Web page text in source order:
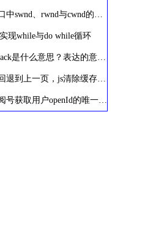
滑动窗口中swnd、rwnd与cwnd的区别
现while与do while循环
tcp dup ack是什么意思？表达的意义是什么？
浏览器回退到上一页，js清除缓存刷新历史页面
微信订阅号获取用户openId的唯一方法